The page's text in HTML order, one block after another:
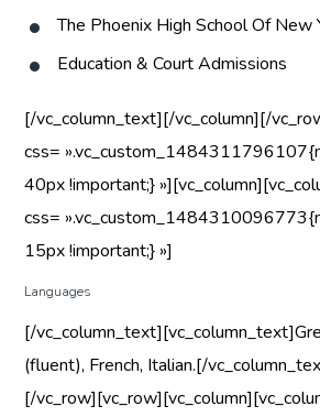
The Phoenix High School Of New
Education & Court Admissions
[/vc_column_text][/vc_column][/
css=
40px !important;}
css=
15px !important;} »]
Languages
[/
(fluent), French, Italian.[/
[/